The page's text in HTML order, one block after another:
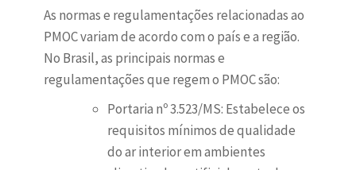
As normas e regulamentações relacionadas ao
PMOC variam de acordo com o país e a região.
No Brasil, as principais normas e
regulamentações que regem o PMOC são:
Portaria nº 3.523/MS: Estabelece os
requisitos mínimos de qualidade
do ar interior em ambientes